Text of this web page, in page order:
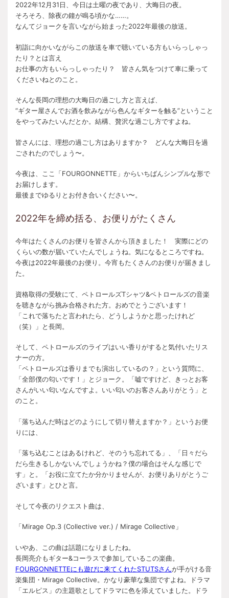
2022年12月31日、今日は土曜の夜であり、大晦日の夜。
そろそろ、除夜の鐘が鳴る頃かな……。
なんてジョークを言いながら始まった2022年最後の放送。
初詣に向かいながらこの放送を車で聴いている方もいらっしゃっ
たり？とは言え
お仕事の方もいらっしゃったり？ 皆さん気をつけて車に乗って
くださいねとのこと。
そんな長岡の理想の大晦日の過ごし方と言えば、
“ギター屋さんでお酒を飲みながら色んなギターを触る”ということ
をやってみたいんだとか。結構、贅沢な過ごし方ですよね。
皆さんには、理想の過ごし方はありますか？ どんな大晦日を過
ごされたのでしょう〜。
今夜は、ここ「FOURGONNETTE」からいちばんシンプルな形で
お届けします。
最後までゆるりとお付き合いください〜。
2022年を締め括る、お便りがたくさん
今年はたくさんのお便りを皆さんから頂きました！ 実際にどの
くらいの数が届いていたんでしょうね。気になるところですね。
今夜は2022年最後のお便り。今宵もたくさんのお便りが届きまし
た。
資格取得の受験にて、ペトロールズTシャツ&ペトロールズの音楽
を聴きながら挑み合格された方。おめでとうございます！
「これで落ちたと言われたら、どうしようかと思ったけれど
（笑）」と長岡。
そして、ペトロールズのライブはいい香りがすると気付いたリス
ナーの方。
「ペトロールズは香りまでも演出しているの？」という質問に、
「全部僕の匂いです！」とジョーク。「嘘ですけど、きっとお客
さんがいい匂いなんですよ。いい匂いのお客さんありがとう」と
のこと。
「落ち込んだ時はどのようにして切り替えますか？」というお便
りには、
「落ち込むことはあるけれど、そのうち忘れてる」、「日々だら
だら生きるしかないんでしょうかね？僕の場合はそんな感じで
す」と。「お役に立てたか分かりませんが、お便りありがとうご
ざいます」とひと言。
そして今夜のリクエスト曲は、
「Mirage Op.3 (Collective ver.) / Mirage Collective」
いやあ、この曲は話題になりましたね。
長岡亮介もギター&コーラスで参加しているこの楽曲。
FOURGONNETTEにも遊びに来てくれたSTUTSさんが手がける音
楽集団・Mirage Collective。かなり豪華な集団ですよね。ドラマ
「エルピス」の主題歌としてドラマに色を添えていました。ドラ